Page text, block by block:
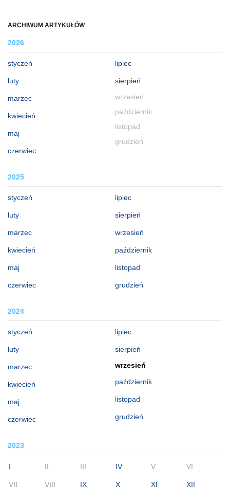
ARCHIWUM ARTYKUŁÓW
2026
styczeń
luty
marzec
kwiecień
maj
czerwiec
lipiec
sierpień
wrzesień
październik
listopad
grudzień
2025
styczeń
luty
marzec
kwiecień
maj
czerwiec
lipiec
sierpień
wrzesień
październik
listopad
grudzień
2024
styczeń
luty
marzec
kwiecień
maj
czerwiec
lipiec
sierpień
wrzesień
październik
listopad
grudzień
2023
I II III IV V VI
VII VIII IX X XI XII